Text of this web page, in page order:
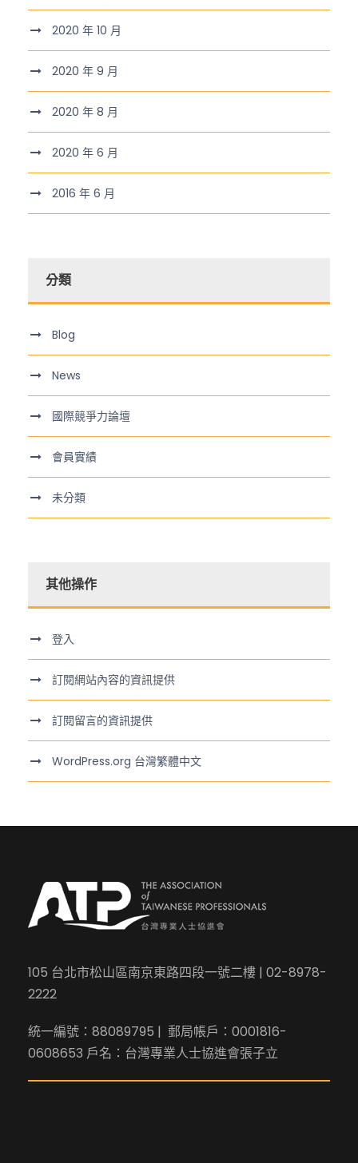
2020 年 10 月
2020 年 9 月
2020 年 8 月
2020 年 6 月
2016 年 6 月
分類
Blog
News
國際競爭力論壇
會員實績
未分類
其他操作
登入
訂閱網站內容的資訊提供
訂閱留言的資訊提供
WordPress.org 台灣繁體中文
105 台北市松山區南京東路四段一號二樓 | 02-8978-
2222
統一編號：88089795 | 郵局帳戶：0001816-
0608653 戶名：台灣專業人士協進會張子立